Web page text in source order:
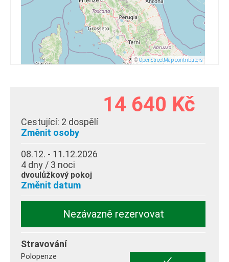
©OpenStreetMap contributors
14 640 Kč
Cestující: 2 dospělí
Změnit osoby
08.12. - 11.12.2026
4 dny / 3 noci
dvoulůžkový pokoj
Změnit datum
Nezávazně rezervovat
Stravování
Polopenze